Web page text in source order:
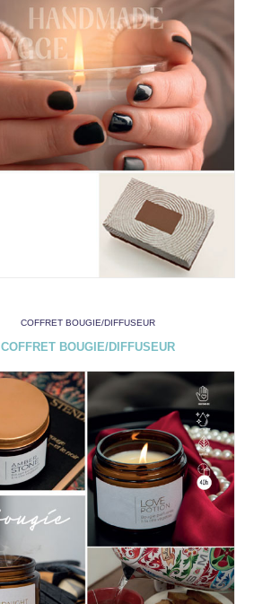
COFFRET BOUGIE/DIFFUSEUR
COFFRET BOUGIE/DIFFUSEUR